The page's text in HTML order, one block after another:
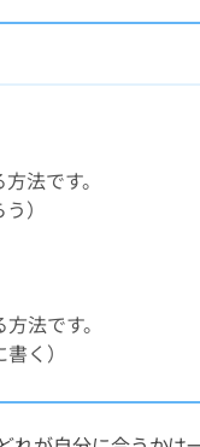
法です。
）
法です。
く）